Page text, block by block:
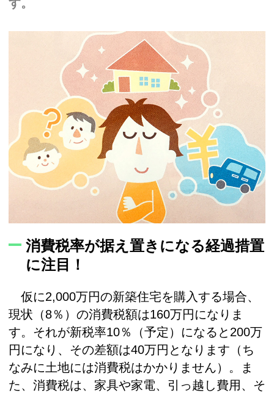
す。
消費税率が据え置きになる経過措置
に注目！
仮に2,000万円の新築住宅を購入する場合、
現状（8％）の消費税額は160万円になりま
す。それが新税率10％（予定）になると200万
円になり、その差額は40万円となります（ち
なみに土地には消費税はかかりません）。ま
た、消費税は、家具や家電、引っ越し費用、そ